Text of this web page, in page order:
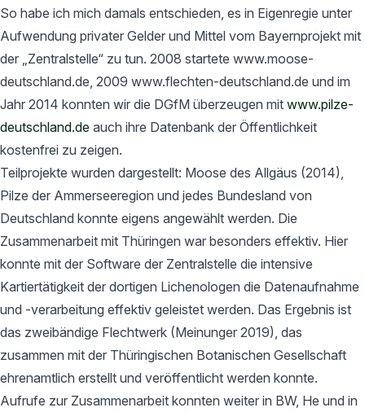
So habe ich mich damals entschieden, es in Eigenregie unter
Aufwendung privater Gelder und Mittel vom Bayernprojekt mit
der „Zentralstelle“ zu tun. 2008 startete www.moose-
deutschland.de, 2009 www.flechten-deutschland.de und im
Jahr 2014 konnten wir die DGfM überzeugen mit www.pilze-
deutschland.de auch ihre Datenbank der Öffentlichkeit
kostenfrei zu zeigen.
Teilprojekte wurden dargestellt: Moose des Allgäus (2014),
Pilze der Ammerseeregion und jedes Bundesland von
Deutschland konnte eigens angewählt werden. Die
Zusammenarbeit mit Thüringen war besonders effektiv. Hier
konnte mit der Software der Zentralstelle die intensive
Kartiertätigkeit der dortigen Lichenologen die Datenaufnahme
und -verarbeitung effektiv geleistet werden. Das Ergebnis ist
das zweibändige Flechtwerk (Meinunger 2019), das
zusammen mit der Thüringischen Botanischen Gesellschaft
ehrenamtlich erstellt und veröffentlicht werden konnte.
Aufrufe zur Zusammenarbeit konnten weiter in BW, He und in